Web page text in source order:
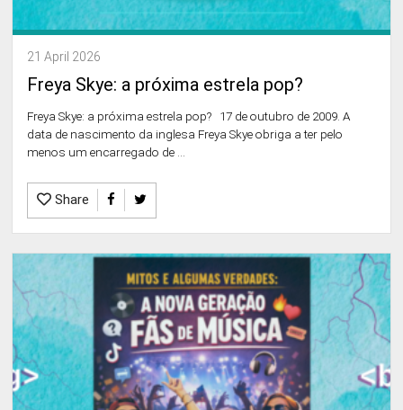
21 April 2026
Freya Skye: a próxima estrela pop?
Freya Skye: a próxima estrela pop? 17 de outubro de 2009. A
data de nascimento da inglesa Freya Skye obriga a ter pelo
menos um encarregado de ...
Share